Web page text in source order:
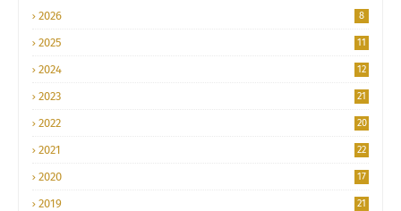
2026 8
2025 11
2024 12
2023 21
2022 20
2021 22
2020 17
2019 21